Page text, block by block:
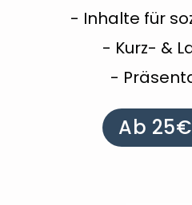
- Inhalte für
- Kurz- &
-
Ab